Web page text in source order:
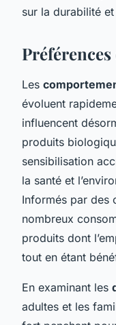
sur la durabilité
Les
évoluent
influencent
produits
sensibilisation
la santé et
Informés par des
nombreux
produits dont
tout en étant
En examinant les
adultes et les